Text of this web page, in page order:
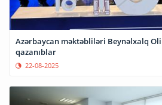
Azərbaycan məktəbliləri Beynəlxalq
qazanıblar
22-08-2025